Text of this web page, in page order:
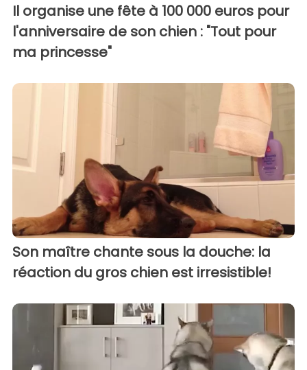
Il organise une fête à 100 000 euros pour
l'anniversaire de son chien : "Tout pour
ma princesse"
Son maître chante sous la douche: la
réaction du gros chien est irresistible!